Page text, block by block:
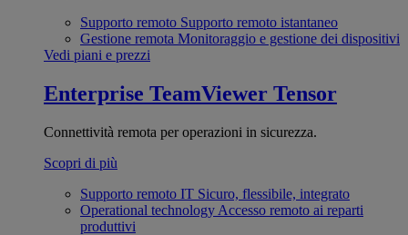
Supporto remoto Supporto remoto istantaneo
Gestione remota Monitoraggio e gestione dei dispositivi
Vedi piani e prezzi
Enterprise TeamViewer Tensor
Connettività remota per operazioni in sicurezza.
Scopri di più
Supporto remoto IT Sicuro, flessibile, integrato
Operational technology Accesso remoto ai reparti
produttivi